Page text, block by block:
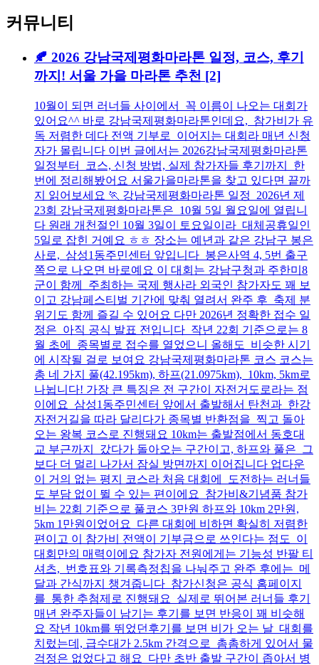
커뮤니티
🍂 2026 강남국제평화마라톤 일정, 코스, 후기
까지! 서울 가을 마라톤 추천 [2]
10월이 되면 러너들 사이에서 꼭 이름이 나오는 대회가
있어요^^ 바로 강남국제평화마라톤인데요, 참가비가 유
독 저렴한 데다 전액 기부로 이어지는 대회라 매년 신청
자가 몰립니다 이번 글에서는 2026강남국제평화마라톤
일정부터 코스, 신청 방법, 실제 참가자들 후기까지 한
번에 정리해봤어요 서울가을마라톤을 찾고 있다면 끝까
지 읽어보세요 🏃 강남국제평화마라톤 일정 2026년 제
23회 강남국제평화마라톤은 10월 5일 월요일에 열립니
다 원래 개천절인 10월 3일이 토요일이라 대체공휴일인
5일로 잡힌 거예요 ㅎㅎ 장소는 예년과 같은 강남구 봉은
사로, 삼성1동주민센터 앞입니다 봉은사역 4, 5번 출구
쪽으로 나오면 바로예요 이 대회는 강남구청과 주한미8
군이 함께 주최하는 국제 행사라 외국인 참가자도 꽤 보
이고 강남페스티벌 기간에 맞춰 열려서 완주 후 축제 분
위기도 함께 즐길 수 있어요 다만 2026년 정확한 접수 일
정은 아직 공식 발표 전입니다 작년 22회 기준으로는 8
월 초에 종목별로 접수를 열었으니 올해도 비슷한 시기
에 시작될 걸로 보여요 강남국제평화마라톤 코스 코스는
총 네 가지 풀(42.195km), 하프(21.0975km), 10km, 5km로
나뉩니다! 가장 큰 특징은 전 구간이 자전거도로라는 점
이에요 삼성1동주민센터 앞에서 출발해서 탄천과 한강
자전거길을 따라 달리다가 종목별 반환점을 찍고 돌아
오는 왕복 코스로 진행돼요 10km는 출발점에서 동호대
교 부근까지 갔다가 돌아오는 구간이고, 하프와 풀은 그
보다 더 멀리 나가서 잠실 방면까지 이어집니다 업다운
이 거의 없는 평지 코스라 처음 대회에 도전하는 러너들
도 부담 없이 뛸 수 있는 편이에요 참가비&기념품 참가
비는 22회 기준으로 풀코스 3만원 하프와 10km 2만원,
5km 1만원이었어요 다른 대회에 비하면 확실히 저렴한
편이고 이 참가비 전액이 기부금으로 쓰인다는 점도 이
대회만의 매력이에요 참가자 전원에게는 기능성 반팔 티
셔츠, 번호표와 기록측정칩을 나눠주고 완주 후에는 메
달과 간식까지 챙겨줍니다 참가신청은 공식 홈페이지
를 통한 추첨제로 진행돼요 실제로 뛰어본 러너들 후기
매년 완주자들이 남기는 후기를 보면 반응이 꽤 비슷해
요 작년 10km를 뛰었던후기를 보면 비가 오는 날 대회를
치렀는데, 급수대가 2.5km 간격으로 촘촘하게 있어서 물
걱정은 없었다고 해요 다만 초반 출발 구간이 좁아서 병